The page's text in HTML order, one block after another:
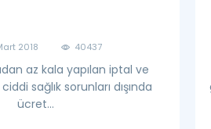
2018 40437
az kala yapılan iptal ve
sağlık sorunları dışında
ücret...